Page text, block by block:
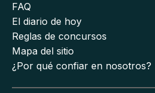
FAQ
El diario de hoy
Reglas de concursos
Mapa del sitio
¿Por qué confiar en nosotros?